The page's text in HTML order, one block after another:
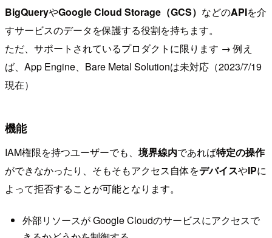
BigQueryやGoogle Cloud Storage（GCS） などのAPIを介
すサービスのデータを保護する役割を持ちます。
ただ、サポートされているプロダクトに限ります → 例え
ば、App Engine、Bare Metal Solutionは未対応（2023/7/19
現在）
機能
IAM権限を持つユーザーでも、 境界線内であれば特定の操作
ができなかったり、そもそもアクセス自体をデバイスやIPに
よって拒否することが可能となります。
外部リソースが Google Cloudのサービスにアクセスで